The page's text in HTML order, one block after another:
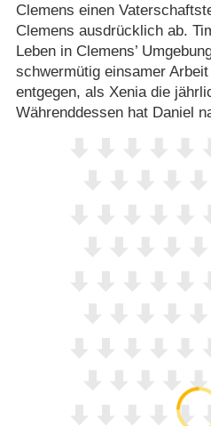
Clemens einen
Clemens ausdrücklich ab.
Leben in Clemens’
schwermütig einsamer
entgegen, als Xenia die
Währenddessen hat Daniel